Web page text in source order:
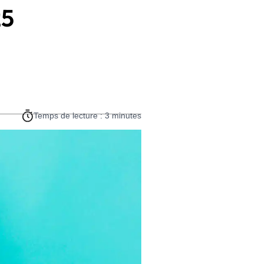
Temps de lecture : 3 minutes